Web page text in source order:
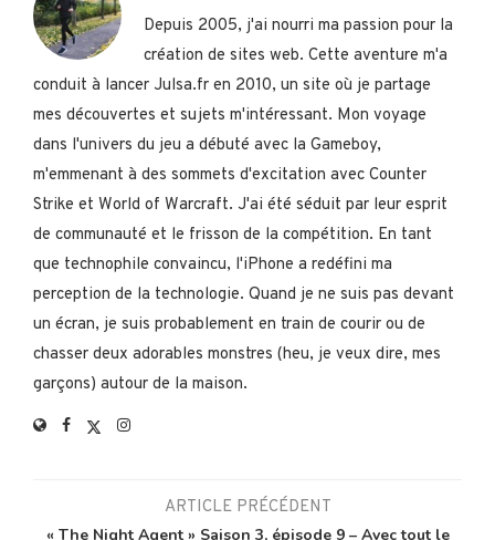
Depuis 2005, j'ai nourri ma passion pour la
création de sites web. Cette aventure m'a
conduit à lancer Julsa.fr en 2010, un site où je partage
mes découvertes et sujets m'intéressant. Mon voyage
dans l'univers du jeu a débuté avec la Gameboy,
m'emmenant à des sommets d'excitation avec Counter
Strike et World of Warcraft. J'ai été séduit par leur esprit
de communauté et le frisson de la compétition. En tant
que technophile convaincu, l'iPhone a redéfini ma
perception de la technologie. Quand je ne suis pas devant
un écran, je suis probablement en train de courir ou de
chasser deux adorables monstres (heu, je veux dire, mes
garçons) autour de la maison.
ARTICLE PRÉCÉDENT
« The Night Agent » Saison 3, épisode 9 – Avec tout le